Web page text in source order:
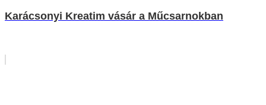
Karácsonyi Kreatim vásár a Műcsarnokban